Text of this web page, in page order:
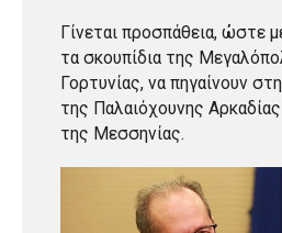
Γίνεται προσπάθεια, ώστε
τα σκουπίδια της
Γορτυνίας, να πηγαίνουν
της Παλαιόχουνης Αρκαδίας
της Μεσσηνίας.